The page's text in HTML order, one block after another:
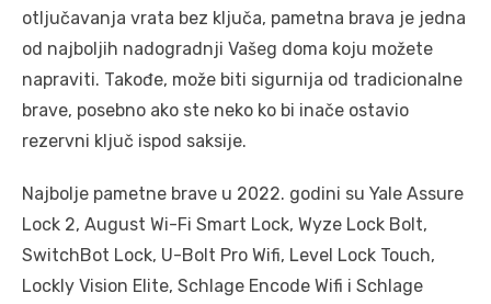
otljučavanja vrata bez ključa, pametna brava je jedna
od najboljih nadogradnji Vašeg doma koju možete
napraviti. Takođe, može biti sigurnija od tradicionalne
brave, posebno ako ste neko ko bi inače ostavio
rezervni ključ ispod saksije.
Najbolje pametne brave u 2022. godini su Yale Assure
Lock 2, August Wi-Fi Smart Lock, Wyze Lock Bolt,
SwitchBot Lock, U-Bolt Pro Wifi, Level Lock Touch,
Lockly Vision Elite, Schlage Encode Wifi i Schlage